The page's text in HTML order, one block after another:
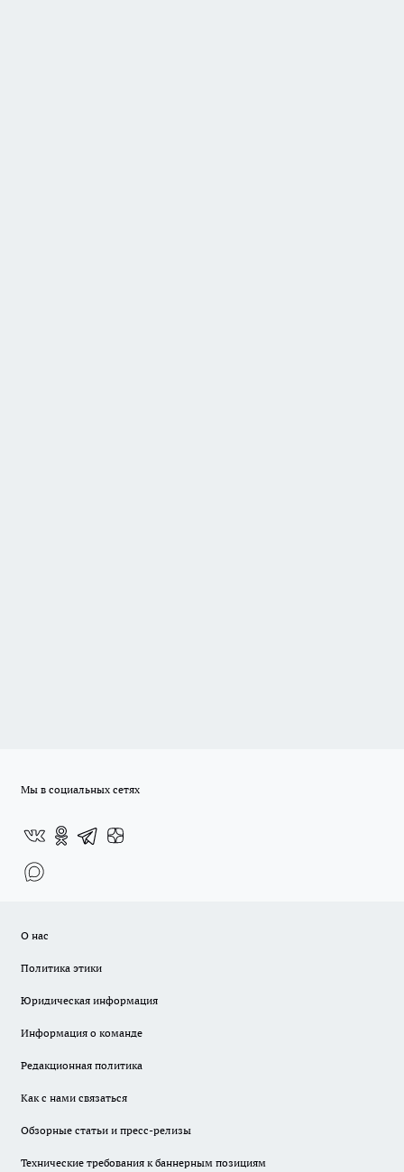
Мы в социальных сетях
О нас
Политика этики
Юридическая информация
Информация о команде
Редакционная политика
Как с нами связаться
Обзорные статьи и пресс-релизы
Технические требования к баннерным позициям